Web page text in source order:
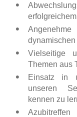
dynamischen
Vielseitige
Themen aus
Einsatz in
unseren
kennen zu
Azubitreffen